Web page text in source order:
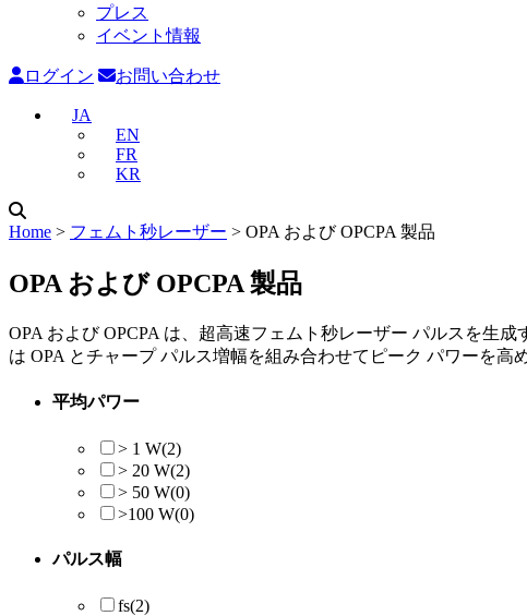
プレス
イベント情報
ログイン お問い合わせ
JA
EN
FR
KR
Home ˃ フェムト秒レーザー ˃ OPA および OPCPA 製品
OPA および OPCPA 製品
OPA および OPCPA は、超高速フェムト秒レーザー パルスを生
は OPA とチャープ パルス増幅を組み合わせてピーク パワーを
平均パワー
> 1 W(2)
> 20 W(2)
> 50 W(0)
>100 W(0)
パルス幅
fs(2)